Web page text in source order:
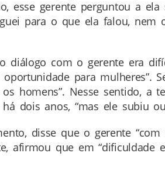
esse gerente perguntou a
para o que ela falou,
diálogo com o gerente era
para mulheres”.
homens”. Nesse sentido, a
dois anos, “mas ele subiu
disse que o gerente
afirmou que em